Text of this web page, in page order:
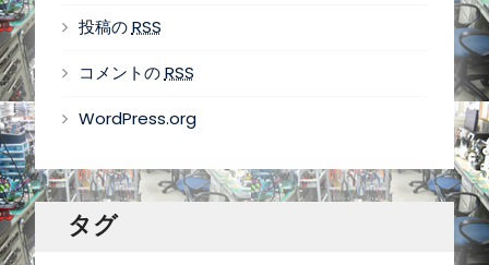
投稿のRSS
コメントのRSS
WordPress.org
タグ